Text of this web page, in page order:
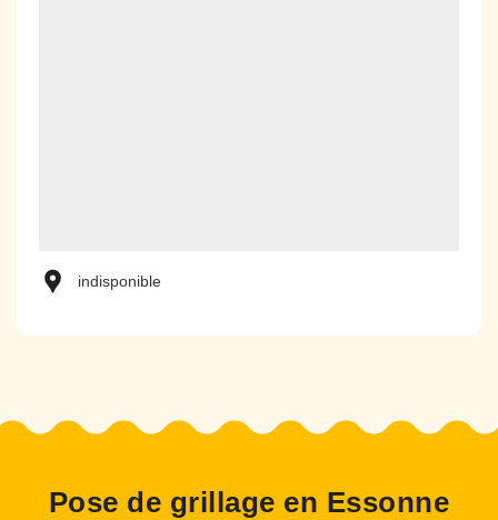
indisponible
Pose de grillage en Essonne